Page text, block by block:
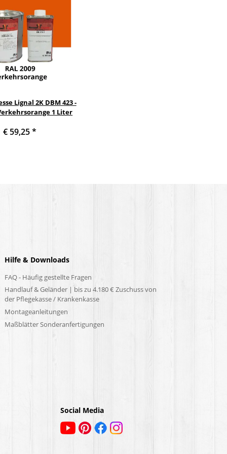
Lignal 2K DBM 423 -
1 Liter
€ 59,25*
Hilfe & Downloads
FAQ - Häufig gestellte Fragen
Handlauf & Geländer | bis zu 4.180 € Zuschuss von
der Pflegekasse / Krankenkasse
Montageanleitungen
Maßblätter Sonderanfertigungen
Social Media